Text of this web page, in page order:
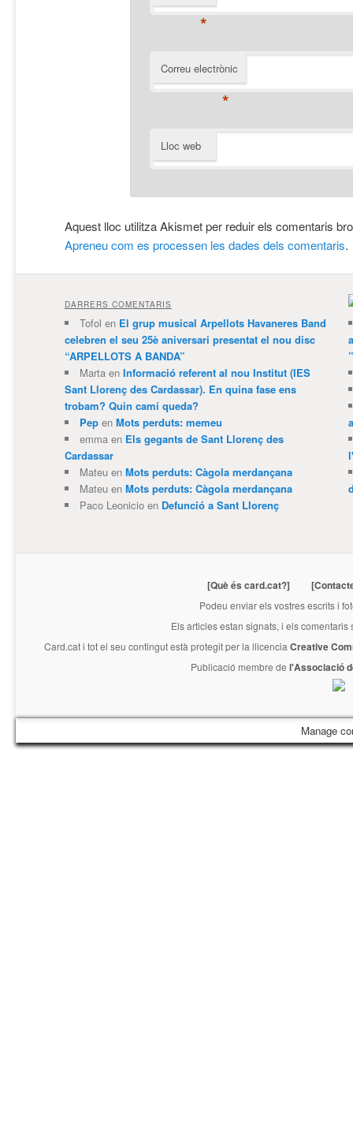
*
Correu electrònic
*
Lloc web
Aquest lloc utilitza Akismet per reduir els comentaris
Apreneu com es processen les dades dels comentaris.
DARRERS COMENTARIS
Tofol en El grup musical Arpellots Havaneres Band
celebren el seu 25è aniversari presentat el nou disc
“ARPELLOTS A BANDA”
Martaen Informació referent al nou Institut (IES
Sant Llorenç des Cardassar). En quina fase ens
trobam? Quin camí queda?
Pepen Mots perduts: memeu
emmaen Els gegants de Sant Llorenç des
Cardassar
Mateuen Mots perduts: Càgola merdançana
Mateuen Mots perduts: Càgola merdançana
Paco Leonicioen Defunció a Sant Llorenç
”
[Què és card.cat?]
Podeu enviar els vostres escrits i
Els articles estan signats, i els
Card.cati tot el seu contingut està protegit per la llicencia Creative
Publicació membre de l'Associació
Manage